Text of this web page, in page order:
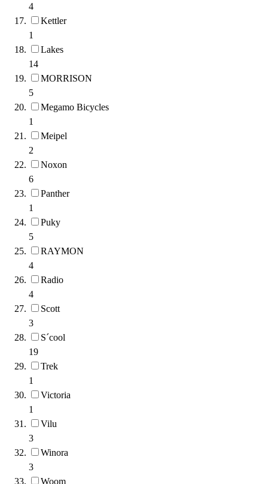
4
Kettler
1
Lakes
14
MORRISON
5
Megamo Bicycles
1
Meipel
2
Noxon
6
Panther
1
Puky
5
RAYMON
4
Radio
4
Scott
3
S´cool
19
Trek
1
Victoria
1
Vilu
3
Winora
3
Woom